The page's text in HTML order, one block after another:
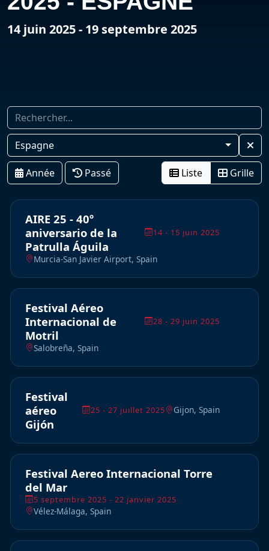
14 juin 2025 - 19 septembre 2025
Espagne
Année Passé Liste Grille
14 - 15 juin 2025
AIRE 25 - 40º
aniversario de la
Patrulla Águila
Murcia-San Javier Airport, Spain
28 - 29 juin 2025
Festival Aéreo
Internacional de
Motril
Salobreña, Spain
25 - 27 juillet 2025
Festival
aéreo
Gijón
Gijon, Spain
5 septembre 2025 - 22 janvier 2025
Festival Aereo Internacional Torre
del Mar
Vélez-Málaga, Spain